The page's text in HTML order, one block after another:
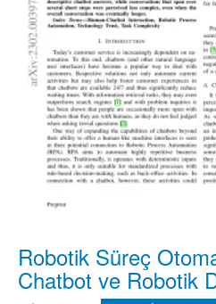
Robotik Süreç
Chatbot ve Robotik